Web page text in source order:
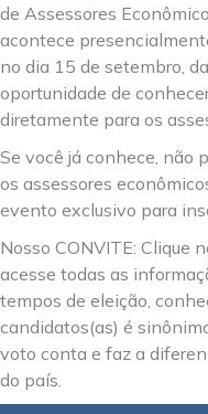
de Assessores
acontece
no dia 15 de setembro,
oportunidade de
diretamente para os
Se você já conhece, não
os assessores
evento exclusivo para
Nosso CONVITE: Clique
acesse todas as
tempos de eleição,
candidatos(as) é
voto conta e faz a
do país.